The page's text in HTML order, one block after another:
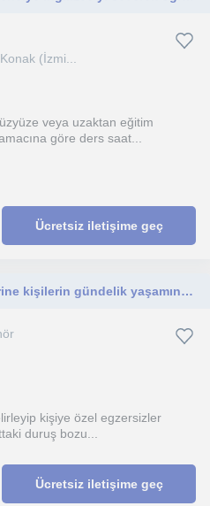
(İzmi...
veya uzaktan eğitim
göre ders saat...
Ücretsiz iletişime geç
Fonksiyonel antrenman üzerine kişilerin gündelik yaşamını kolaylaştıran kişiye özel egzersizler sunmak
kişiye özel egzersizler
duruş bozu...
Ücretsiz iletişime geç